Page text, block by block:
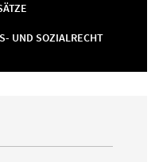
UND SOZIALRECHT